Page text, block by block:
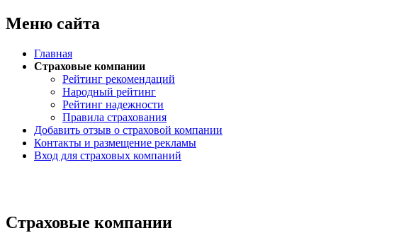
Меню сайта
Главная
Страховые компании
Рейтинг рекомендаций
Народный рейтинг
Рейтинг надежности
Правила страхования
Добавить отзыв о страховой компании
Контакты и размещение рекламы
Вход для страховых компаний
Страховые компании